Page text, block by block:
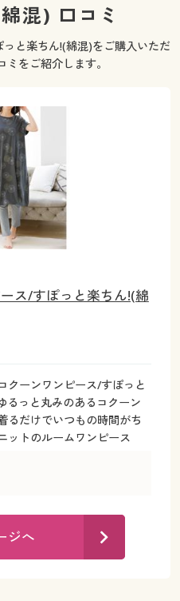
べて
べて
文
混) 口コミ
と楽ちん!(綿混)をご購入いただ
をご紹介します。
ス/すぽっと楽ちん!(綿
クーンワンピース/すぽっと
るっと丸みのあるコクーン
だけでいつもの時間がち
ットのルームワンピース
ジへ